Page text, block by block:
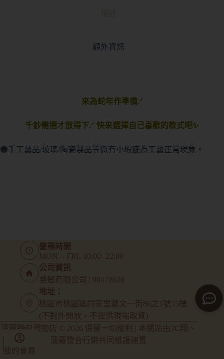
額外資訊
來為蛇年作準備.ᐟ
千鈔需摺才放得下.ᐟ 快來選擇自己喜歡的款式吧✨
🟠手工藝品/玻璃/陶瓷製品等微有小瑕疵為工藝正常現象。
營業時間
MON. - FRI. 10:00- 22:00
公司資訊
驀遡有限公司 | 90572628
地址：
桃園市桃園區同安里藝文一街86之1號15樓
(不對外開放，不提供現場取貨)
菠蘿麵包選物店 © 2026 保留一切權利 | 本網站由 3C翔
、
菠蘿整合行銷 共同維護建置
我的會員